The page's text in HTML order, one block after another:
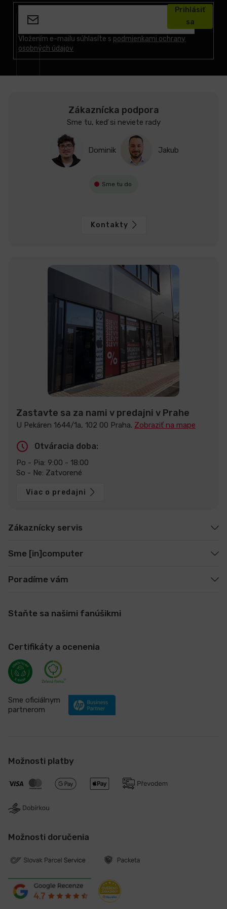
Vložením e-mailu súhlasíte s podmienkami ochrany
osobných údajov
Prihlásiť
sa
Zákaznícka podpora
Sme tu, keď si neviete rady
Dominik Jakub
Sme tu do
Kontakty
Zastavte sa za nami v predajni v Prahe
U Pekáren 1644/1a, 102 00 Praha. Zobraziť na mape
Otváracia doba:
Po - Pia: 9:00 - 18:00
So - Ne: Zatvorené
Viac o predajni
Zákaznícky servis
Sme [in]computer
Poradíme vám
Staňte sa našimi fanúšikmi
Certifikáty a ocenenia
Sme oficiálnym
partnerom
Možnosti platby
Možnosti doručenia